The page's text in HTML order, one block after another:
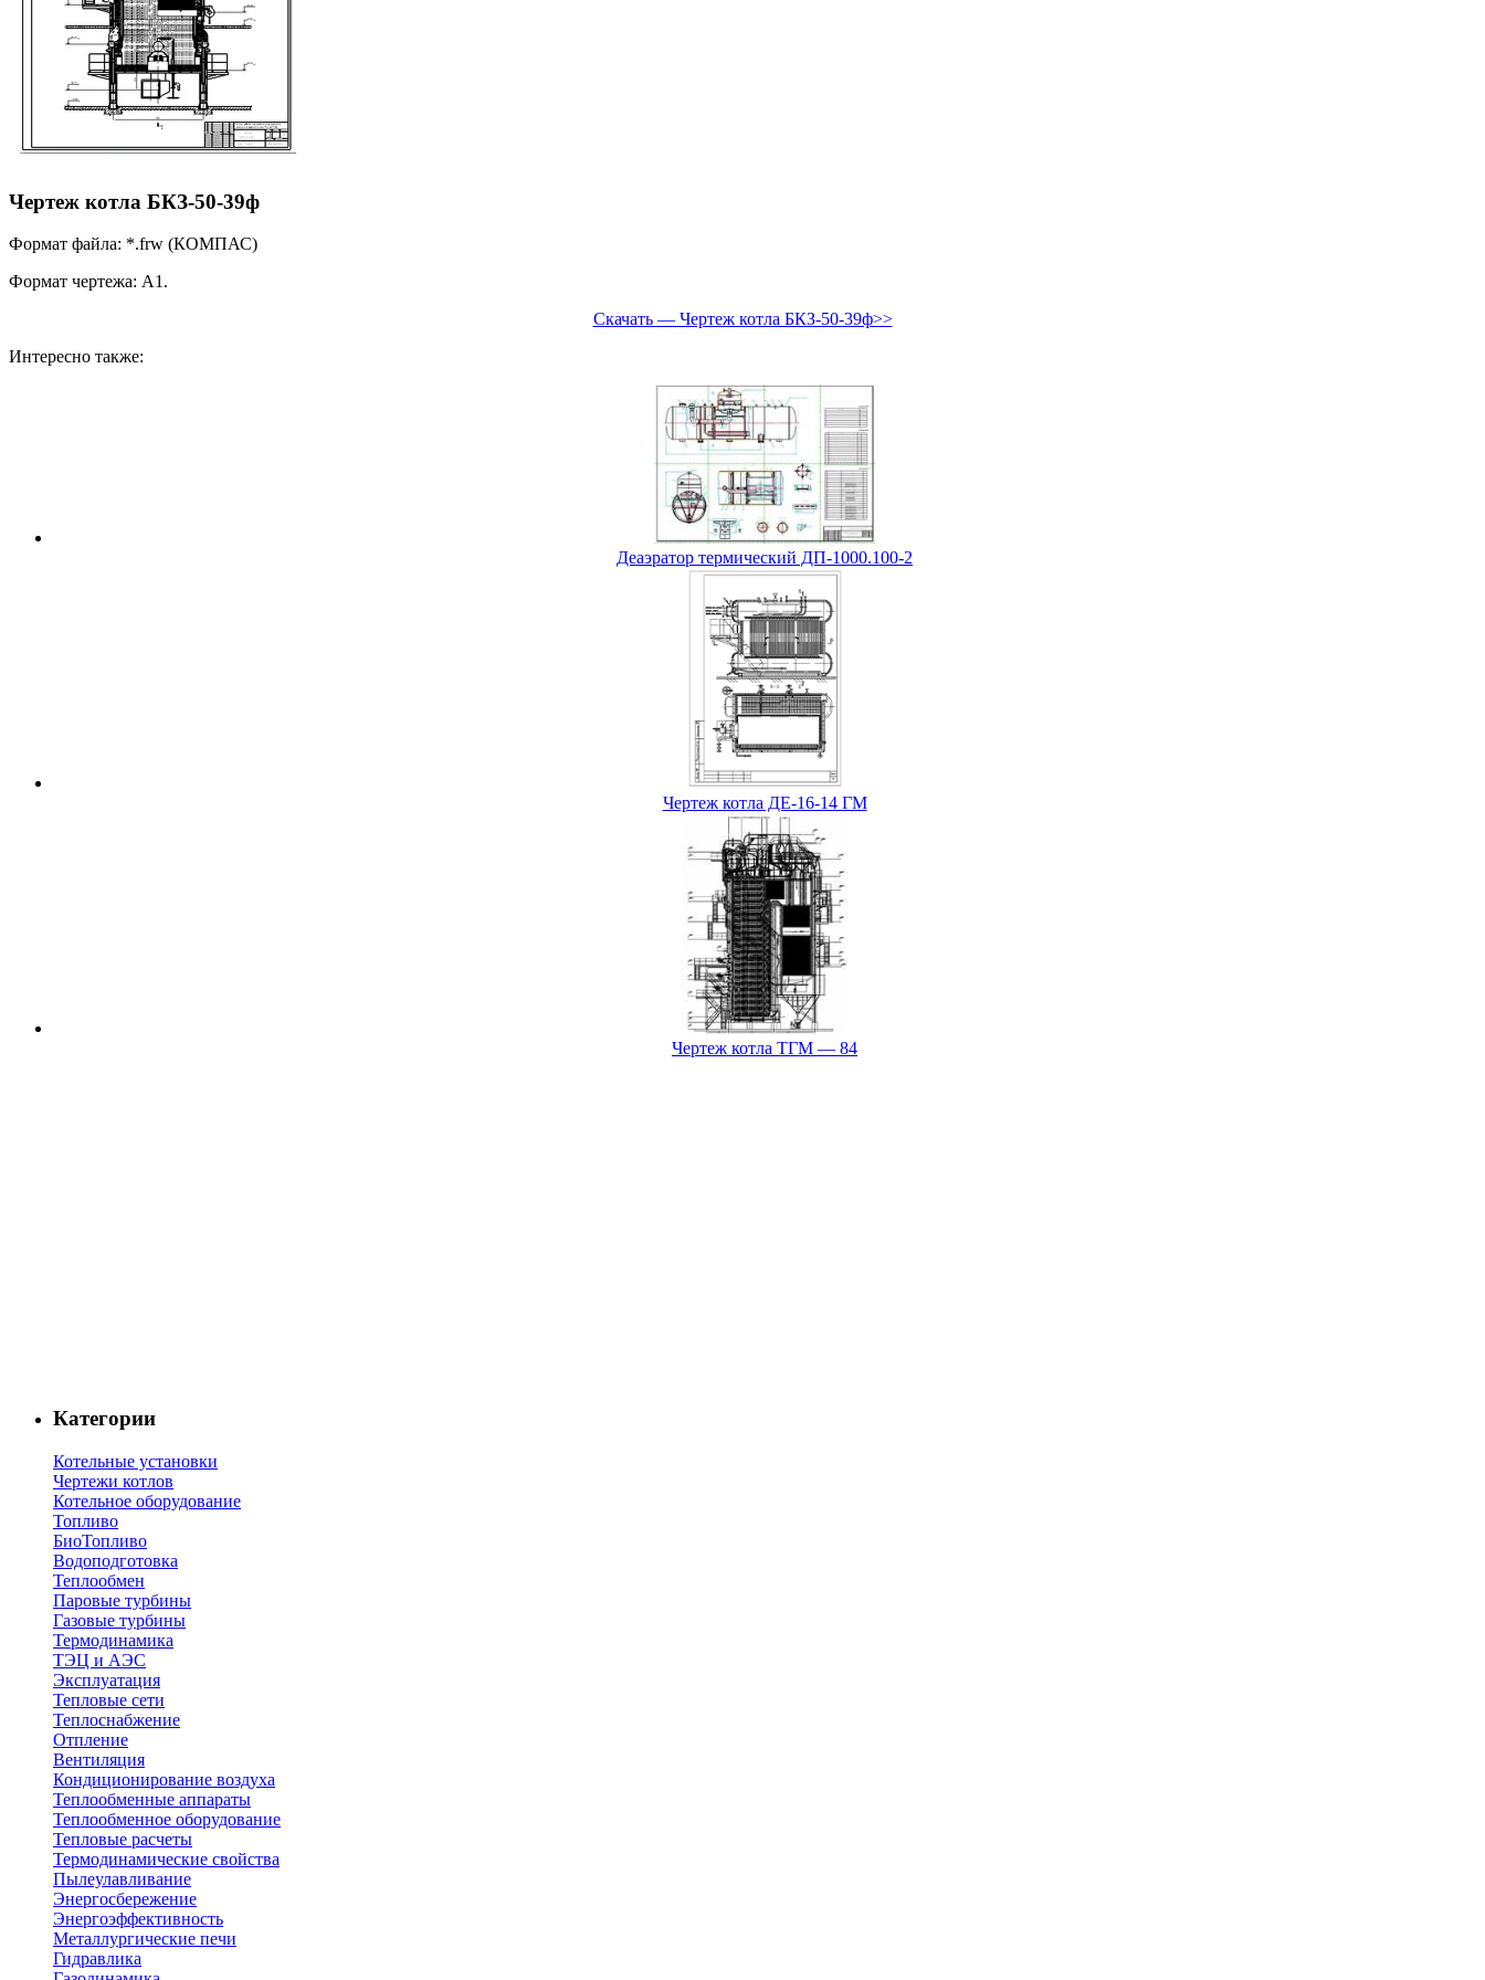
Чертеж котла БКЗ-50-39ф
Формат файла: *.frw (КОМПАС)
Формат чертежа: А1.
Скачать — Чертеж котла БКЗ-50-39ф>>
Интересно также:
Деаэратор термический ДП-1000.100-2
Чертеж котла ДЕ-16-14 ГМ
Чертеж котла ТГМ — 84
Категории
Котельные установки
Чертежи котлов
Котельное оборудование
Топливо
БиоТопливо
Водоподготовка
Теплообмен
Паровые турбины
Газовые турбины
Термодинамика
ТЭЦ и АЭС
Эксплуатация
Тепловые сети
Теплоснабжение
Отпление
Вентиляция
Кондиционирование воздуха
Теплообменные аппараты
Теплообменное оборудование
Тепловые расчеты
Термодинамические свойства
Пылеулавливание
Энергосбережение
Энергоэффективность
Металлургические печи
Гидравлика